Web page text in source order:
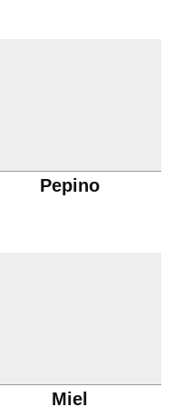
Pepino
Miel